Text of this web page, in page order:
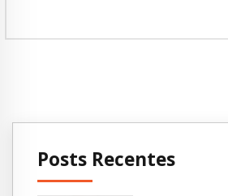
Posts Recentes